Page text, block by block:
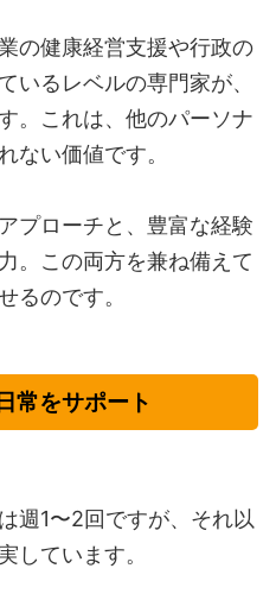
の健康経営支援や行政の
いるレベルの専門家が、
。これは、他のパーソナ
ない価値です。
プローチと、豊富な経験
。この両方を兼ね備えて
るのです。
常をサポート
週1〜2回ですが、それ以
しています。